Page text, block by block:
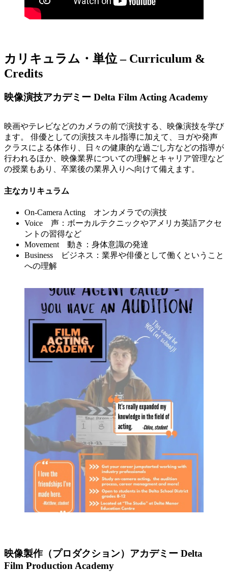
カリキュラム・単位 – Curriculum &
Credits
映像演技アカデミー Delta Film Acting Academy
映画やテレビなどのカメラの前で演技する、映像演技を学び
ます。 俳優としての演技スキル指導に加えて、ヨガや発声
クラスによる体作り、日々の健康的な過ごし方などの指導が
行われるほか、映像業界についての理解とキャリア管理など
の授業もあり、卒業後の業界入りへ向けて備えます。
主なカリキュラム
On-Camera Acting オンカメラでの演技
Voice 声：ボーカルテクニックやアメリカ英語アクセ
ントの習得など
Movement 動き：身体意識の発達
Business ビジネス：業界や俳優として働くということ
への理解
映像製作（プロダクション）アカデミー Delta
Film Production Academy